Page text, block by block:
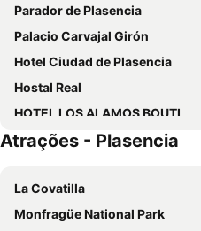
Parador de Plasencia
Palacio Carvajal Girón
Hotel Ciudad de Plasencia
Hostal Real
HOTEL LOS ALAMOS BOUTIQUE
Hotel Rural Hojaranzos
Atrações - Plasencia
La Covatilla
Monfragüe National Park